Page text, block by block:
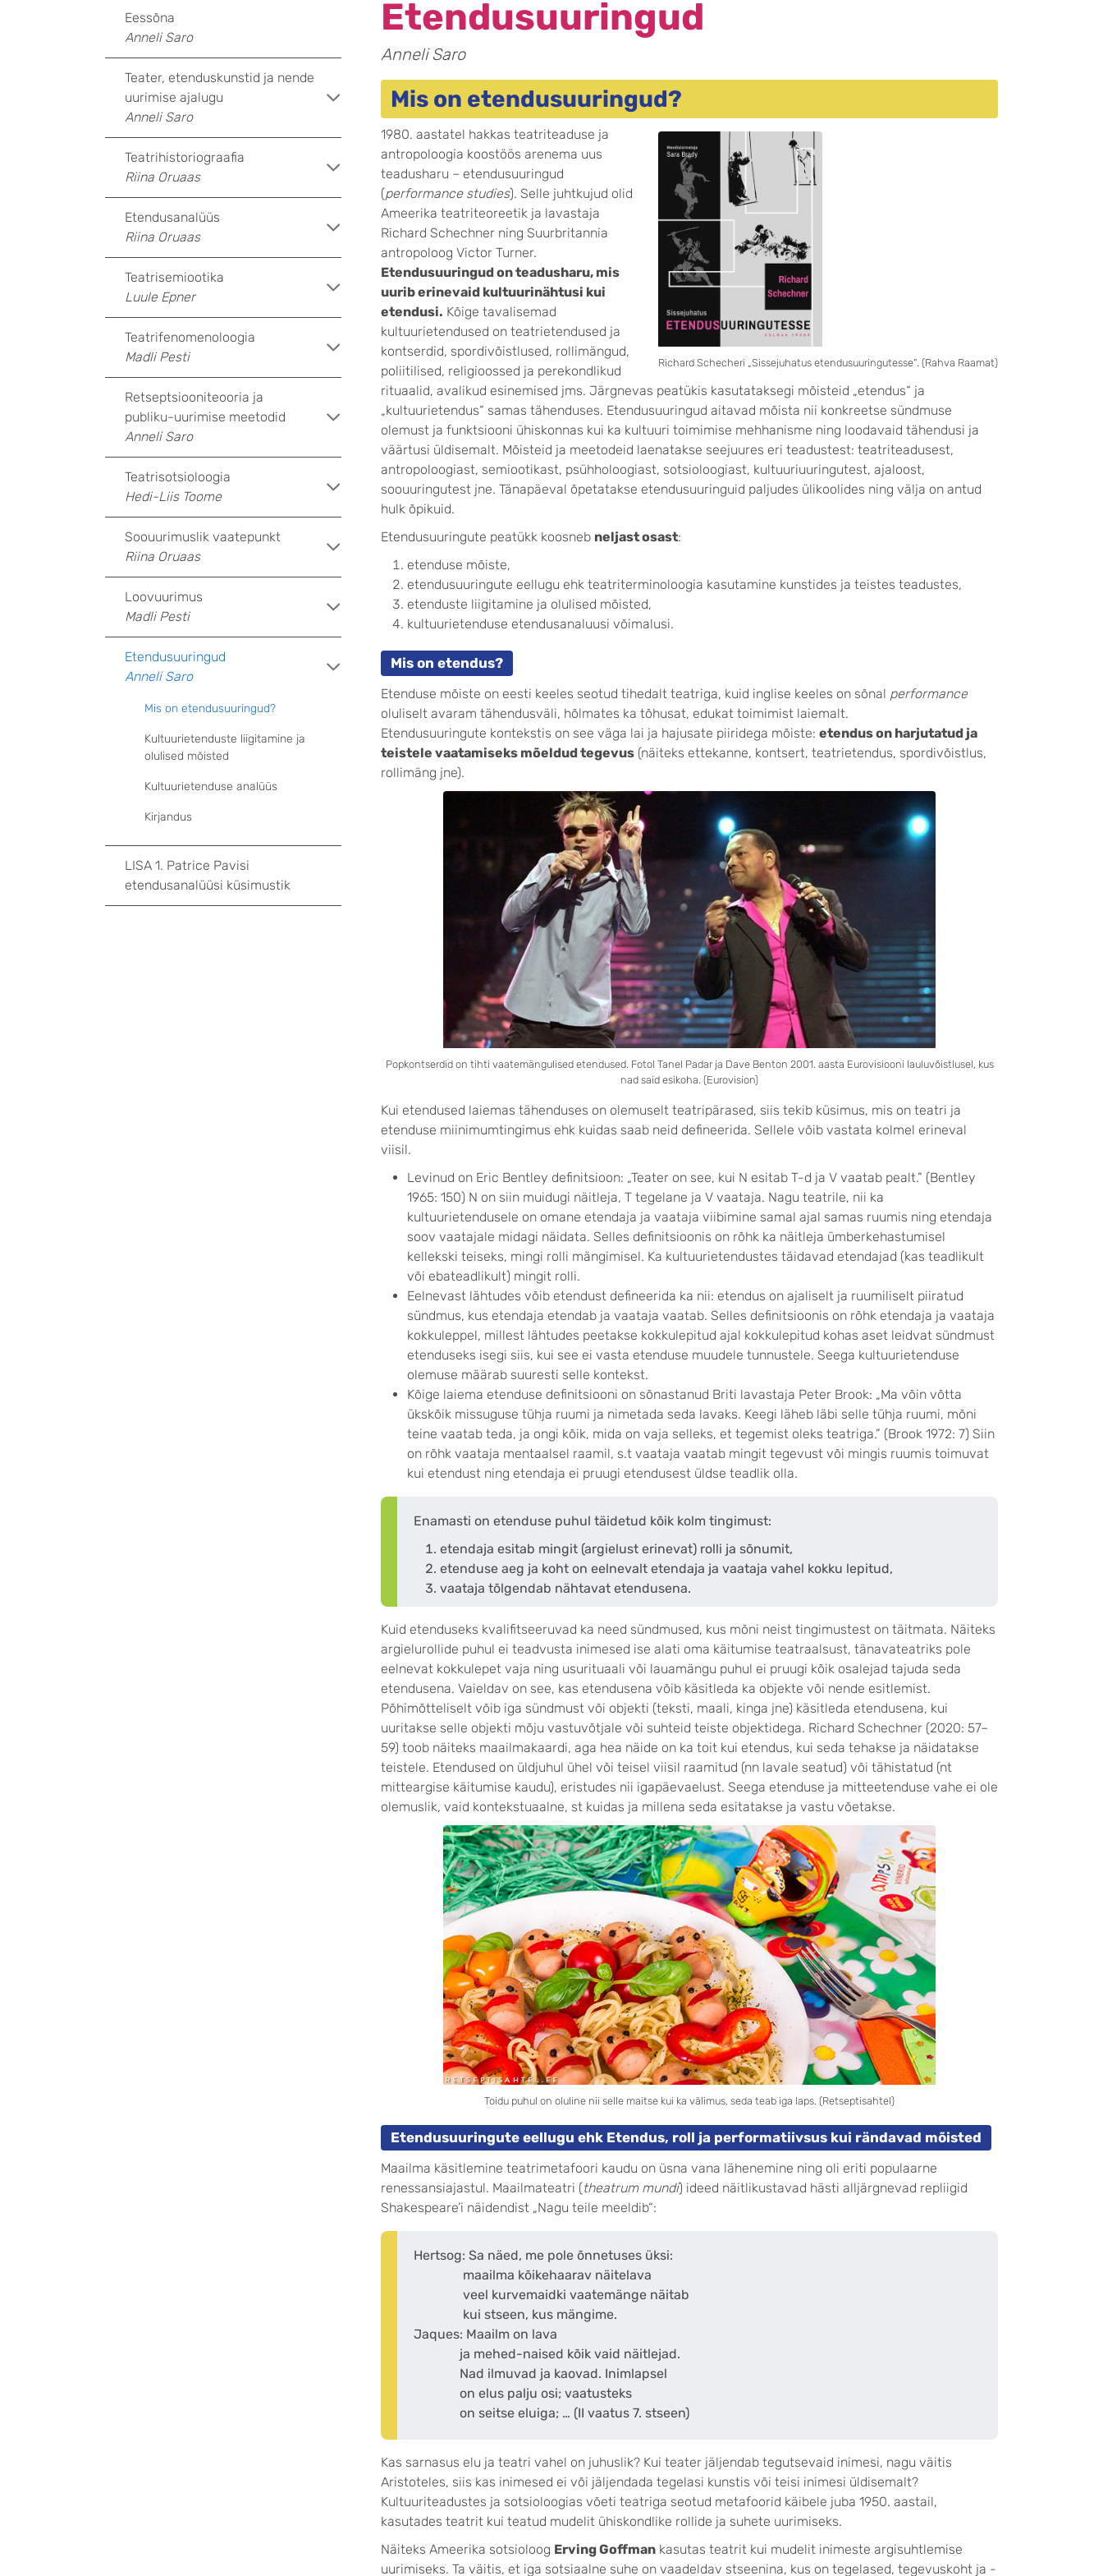
Etendusuuringud
Anneli Saro
Mis on etendusuuringud?
Richard Schecheri „Sissejuhatus etendusuuringutesse“. (Rahva Raamat)
1980. aastatel hakkas teatriteaduse ja
antropoloogia koostöös arenema uus
teadusharu – etendusuuringud
(performance studies). Selle juhtkujud olid
Ameerika teatriteoreetik ja lavastaja
Richard Schechner ning Suurbritannia
antropoloog Victor Turner.
Etendusuuringud on teadusharu, mis
uurib erinevaid kultuurinähtusi kui
etendusi. Kõige tavalisemad
kultuurietendused on teatrietendused ja
kontserdid, spordivõistlused, rollimängud,
poliitilised, religioossed ja perekondlikud
rituaalid, avalikud esinemised jms. Järgnevas peatükis kasutataksegi mõisteid „etendus“ ja
„kultuurietendus“ samas tähenduses. Etendusuuringud aitavad mõista nii konkreetse sündmuse
olemust ja funktsiooni ühiskonnas kui ka kultuuri toimimise mehhanisme ning loodavaid tähendusi ja
väärtusi üldisemalt. Mõisteid ja meetodeid laenatakse seejuures eri teadustest: teatriteadusest,
antropoloogiast, semiootikast, psühholoogiast, sotsioloogiast, kultuuriuuringutest, ajaloost,
soouuringutest jne. Tänapäeval õpetatakse etendusuuringuid paljudes ülikoolides ning välja on antud
hulk õpikuid.
Etendusuuringute peatükk koosneb neljast osast:
etenduse mõiste,
etendusuuringute eellugu ehk teatriterminoloogia kasutamine kunstides ja teistes teadustes,
etenduste liigitamine ja olulised mõisted,
kultuurietenduse etendusanaluusi võimalusi.
Mis on etendus?
Etenduse mõiste on eesti keeles seotud tihedalt teatriga, kuid inglise keeles on sõnal performance
oluliselt avaram tähendusväli, hõlmates ka tõhusat, edukat toimimist laiemalt.
Etendusuuringute kontekstis on see väga lai ja hajusate piiridega mõiste: etendus on harjutatud ja
teistele vaatamiseks mõeldud tegevus (näiteks ettekanne, kontsert, teatrietendus, spordivõistlus,
rollimäng jne).
Popkontserdid on tihti vaatemängulised etendused. Fotol Tanel Padar ja Dave Benton 2001. aasta Eurovisiooni lauluvõistlusel, kus
nad said esikoha. (Eurovision)
Kui etendused laiemas tähenduses on olemuselt teatripärased, siis tekib küsimus, mis on teatri ja
etenduse miinimumtingimus ehk kuidas saab neid defineerida. Sellele võib vastata kolmel erineval
viisil.
Levinud on Eric Bentley definitsioon: „Teater on see, kui N esitab T-d ja V vaatab pealt.” (Bentley
1965: 150) N on siin muidugi näitleja, T tegelane ja V vaataja. Nagu teatrile, nii ka
kultuurietendusele on omane etendaja ja vaataja viibimine samal ajal samas ruumis ning etendaja
soov vaatajale midagi näidata. Selles definitsioonis on rõhk ka näitleja ümberkehastumisel
kellekski teiseks, mingi rolli mängimisel. Ka kultuurietendustes täidavad etendajad (kas teadlikult
või ebateadlikult) mingit rolli.
Eelnevast lähtudes võib etendust defineerida ka nii: etendus on ajaliselt ja ruumiliselt piiratud
sündmus, kus etendaja etendab ja vaataja vaatab. Selles definitsioonis on rõhk etendaja ja vaataja
kokkuleppel, millest lähtudes peetakse kokkulepitud ajal kokkulepitud kohas aset leidvat sündmust
etenduseks isegi siis, kui see ei vasta etenduse muudele tunnustele. Seega kultuurietenduse
olemuse määrab suuresti selle kontekst.
Kõige laiema etenduse definitsiooni on sõnastanud Briti lavastaja Peter Brook: „Ma võin võtta
ükskõik missuguse tühja ruumi ja nimetada seda lavaks. Keegi läheb läbi selle tühja ruumi, mõni
teine vaatab teda, ja ongi kõik, mida on vaja selleks, et tegemist oleks teatriga.” (Brook 1972: 7) Siin
on rõhk vaataja mentaalsel raamil, s.t vaataja vaatab mingit tegevust või mingis ruumis toimuvat
kui etendust ning etendaja ei pruugi etendusest üldse teadlik olla.
Enamasti on etenduse puhul täidetud kõik kolm tingimust:
etendaja esitab mingit (argielust erinevat) rolli ja sõnumit,
etenduse aeg ja koht on eelnevalt etendaja ja vaataja vahel kokku lepitud,
vaataja tõlgendab nähtavat etendusena.
Kuid etenduseks kvalifitseeruvad ka need sündmused, kus mõni neist tingimustest on täitmata. Näiteks
argielurollide puhul ei teadvusta inimesed ise alati oma käitumise teatraalsust, tänavateatriks pole
eelnevat kokkulepet vaja ning usurituaali või lauamängu puhul ei pruugi kõik osalejad tajuda seda
etendusena. Vaieldav on see, kas etendusena võib käsitleda ka objekte või nende esitlemist.
Põhimõtteliselt võib iga sündmust või objekti (teksti, maali, kinga jne) käsitleda etendusena, kui
uuritakse selle objekti mõju vastuvõtjale või suhteid teiste objektidega. Richard Schechner (2020: 57–
59) toob näiteks maailmakaardi, aga hea näide on ka toit kui etendus, kui seda tehakse ja näidatakse
teistele. Etendused on üldjuhul ühel või teisel viisil raamitud (nn lavale seatud) või tähistatud (nt
mitteargise käitumise kaudu), eristudes nii igapäevaelust. Seega etenduse ja mitteetenduse vahe ei ole
olemuslik, vaid kontekstuaalne, st kuidas ja millena seda esitatakse ja vastu võetakse.
Toidu puhul on oluline nii selle maitse kui ka välimus, seda teab iga laps. (Retseptisahtel)
Etendusuuringute eellugu ehk Etendus, roll ja performatiivsus kui rändavad mõisted
Maailma käsitlemine teatrimetafoori kaudu on üsna vana lähenemine ning oli eriti populaarne
renessansiajastul. Maailmateatri (theatrum mundi) ideed näitlikustavad hästi alljärgnevad repliigid
Shakespeare’i näidendist „Nagu teile meeldib“:
Hertsog: Sa näed, me pole õnnetuses üksi:
maailma kõikehaarav näitelava
veel kurvemaidki vaatemänge näitab
kui stseen, kus mängime.
Jaques: Maailm on lava
ja mehed-naised kõik vaid näitlejad.
Nad ilmuvad ja kaovad. Inimlapsel
on elus palju osi; vaatusteks
on seitse eluiga; … (II vaatus 7. stseen)
Kas sarnasus elu ja teatri vahel on juhuslik? Kui teater jäljendab tegutsevaid inimesi, nagu väitis
Aristoteles, siis kas inimesed ei või jäljendada tegelasi kunstis või teisi inimesi üldisemalt?
Kultuuriteadustes ja sotsioloogias võeti teatriga seotud metafoorid käibele juba 1950. aastail,
kasutades teatrit kui teatud mudelit ühiskondlike rollide ja suhete uurimiseks.
Näiteks Ameerika sotsioloog Erving Goffman kasutas teatrit kui mudelit inimeste argisuhtlemise
uurimiseks. Ta väitis, et iga sotsiaalne suhe on vaadeldav stseenina, kus on tegelased, tegevuskoht ja -
Eessõna
Anneli Saro
Teater, etenduskunstid ja nende
uurimise ajalugu
Anneli Saro
Teatrihistoriograafia
Riina Oruaas
Etendusanalüüs
Riina Oruaas
Teatrisemiootika
Luule Epner
Teatrifenomenoloogia
Madli Pesti
Retseptsiooniteooria ja
publiku-uurimise meetodid
Anneli Saro
Teatrisotsioloogia
Hedi-Liis Toome
Soouurimuslik vaatepunkt
Riina Oruaas
Loovuurimus
Madli Pesti
Etendusuuringud
Anneli Saro
Mis on etendusuuringud?
Kultuurietenduste liigitamine ja
olulised mõisted
Kultuurietenduse analüüs
Kirjandus
LISA 1. Patrice Pavisi
etendusanalüüsi küsimustik